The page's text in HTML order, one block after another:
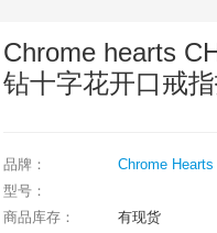
Chrome hearts
钻十字花开口戒
品牌：
Chrome Hearts
型号：
商品库存：
有现货